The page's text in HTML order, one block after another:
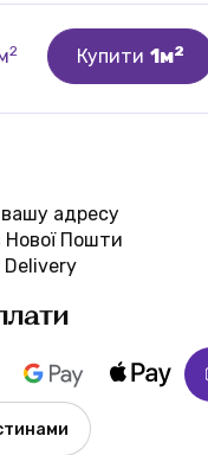
2 Купити 1м2
вашу адресу
Нової Пошти
Delivery